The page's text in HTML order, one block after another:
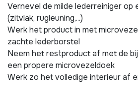
Vernevel de milde lederreiniger op
(zitvlak, rugleuning,...)
Werk het product in met
zachte lederborstel
Neem het restproduct af met de
een propere microvezeldoek
Werk zo het volledige interieur af